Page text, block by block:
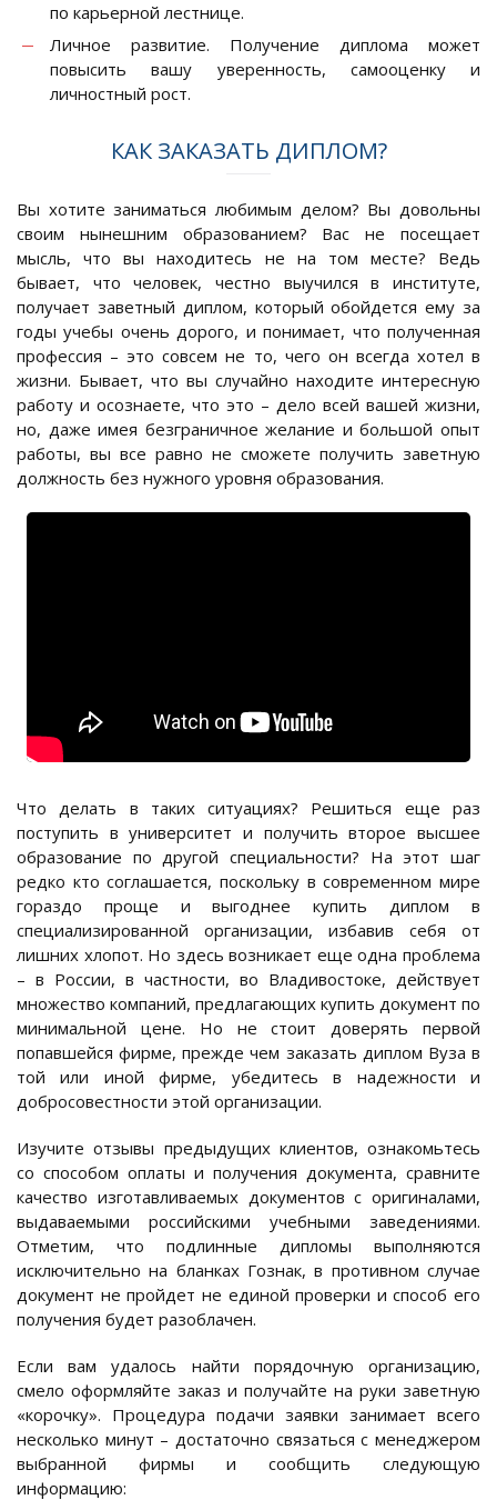
по карьерной лестнице.
Личное развитие. Получение диплома может
повысить вашу уверенность, самооценку и
личностный рост.
КАК ЗАКАЗАТЬ ДИПЛОМ?
Вы хотите заниматься любимым делом? Вы довольны
своим нынешним образованием? Вас не посещает
мысль, что вы находитесь не на том месте? Ведь
бывает, что человек, честно выучился в институте,
получает заветный диплом, который обойдется ему за
годы учебы очень дорого, и понимает, что полученная
профессия – это совсем не то, чего он всегда хотел в
жизни. Бывает, что вы случайно находите интересную
работу и осознаете, что это – дело всей вашей жизни,
но, даже имея безграничное желание и большой опыт
работы, вы все равно не сможете получить заветную
должность без нужного уровня образования.
Что делать в таких ситуациях? Решиться еще раз
поступить в университет и получить второе высшее
образование по другой специальности? На этот шаг
редко кто соглашается, поскольку в современном мире
гораздо проще и выгоднее купить диплом в
специализированной организации, избавив себя от
лишних хлопот. Но здесь возникает еще одна проблема
– в России, в частности, во Владивостоке, действует
множество компаний, предлагающих купить документ по
минимальной цене. Но не стоит доверять первой
попавшейся фирме, прежде чем заказать диплом Вуза в
той или иной фирме, убедитесь в надежности и
добросовестности этой организации.
Изучите отзывы предыдущих клиентов, ознакомьтесь
со способом оплаты и получения документа, сравните
качество изготавливаемых документов с оригиналами,
выдаваемыми российскими учебными заведениями.
Отметим, что подлинные дипломы выполняются
исключительно на бланках Гознак, в противном случае
документ не пройдет не единой проверки и способ его
получения будет разоблачен.
Если вам удалось найти порядочную организацию,
смело оформляйте заказ и получайте на руки заветную
«корочку». Процедура подачи заявки занимает всего
несколько минут – достаточно связаться с менеджером
выбранной фирмы и сообщить следующую
информацию: